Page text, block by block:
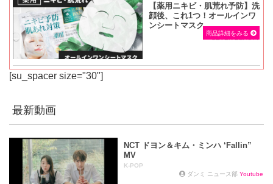
【薬用ニキビ・肌荒れ予防】洗
顔後、これ1つ！オールインワ
ンシートマスク
SEVEN BEAUTY
商品詳細をみる
[su_spacer size="30"]
最新動画
NCT ドヨン＆キム・ミンハ ‘Fallin”
MV
K-POP
ダンミ ニュース部Youtube